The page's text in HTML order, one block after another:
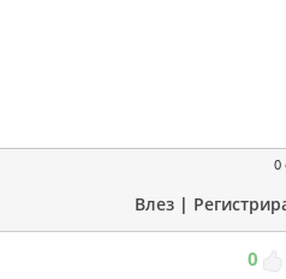
0
Влез |
0